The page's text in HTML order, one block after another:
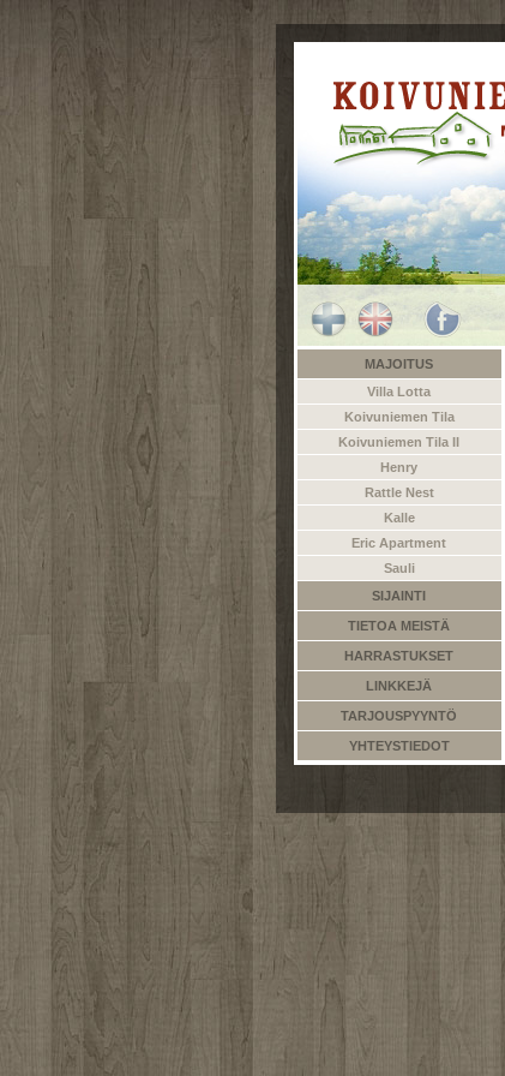
MAJOITUS
Villa Lotta
Koivuniemen Tila
Koivuniemen Tila II
Henry
Rattle Nest
Kalle
Eric Apartment
Sauli
SIJAINTI
TIETOA MEISTÄ
HARRASTUKSET
LINKKEJÄ
TARJOUSPYYNTÖ
YHTEYSTIEDOT